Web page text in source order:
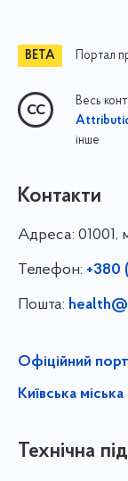
Портал
Весь
інше
Контакти
Адреса: 01001,
Телефон: +380
Пошта:
Офіційний
Київська
Технічна